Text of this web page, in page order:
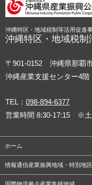
沖縄特区・地域税制等活用促進
沖縄特区・地域税制
〒901-0152 沖縄県那覇
沖縄産業支援センター4
TEL：098-894-6377
営業時間 8:30-17:15 ※土
ホーム
情報通信産業振興地域・特別地区